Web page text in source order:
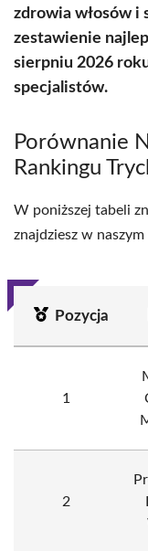
zdrowia włosów i
zestawienie
sierpniu 2026
specjalistów.
Porównanie
Rankingu
W poniższej tabeli
znajdziesz w
Pozycja
1
2